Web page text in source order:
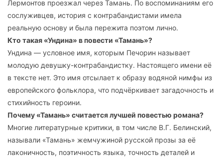
Лермонтов проезжал через Тамань. По воспоминаниям его
сослуживцев, история с контрабандистами имела
реальную основу и была пережита поэтом лично.
Кто такая «Ундина» в повести «Тамань»?
Ундина — условное имя, которым Печорин называет
молодую девушку-контрабандистку. Настоящего имени её
в тексте нет. Это имя отсылает к образу водяной нимфы из
европейского фольклора, что подчёркивает загадочность и
стихийность героини.
Почему «Тамань» считается лучшей повестью романа?
Многие литературные критики, в том числе В.Г. Белинский,
называли «Тамань» жемчужиной русской прозы за её
лаконичность, поэтичность языка, точность деталей и